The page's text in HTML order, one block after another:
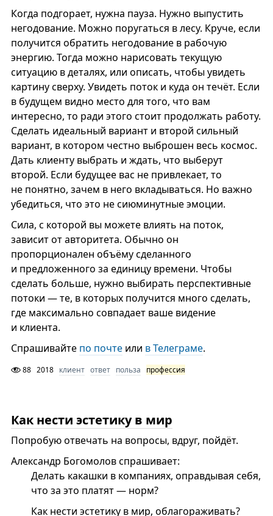
Когда подгорает, нужна пауза. Нужно выпустить
негодование. Можно поругаться в лесу. Круче, если
получится обратить негодование в рабочую
энергию. Тогда можно нарисовать текущую
ситуацию в деталях, или описать, чтобы увидеть
картину сверху. Увидеть поток и куда он течёт. Если
в будущем видно место для того, что вам
интересно, то ради этого стоит продолжать работу.
Сделать идеальный вариант и второй сильный
вариант, в котором честно выброшен весь космос.
Дать клиенту выбрать и ждать, что выберут
второй. Если будущее вас не привлекает, то
не понятно, зачем в него вкладываться. Но важно
убедиться, что это не сиюминутные эмоции.
Сила, с которой вы можете влиять на поток,
зависит от авторитета. Обычно он
пропорционален объёму сделанного
и предложенного за единицу времени. Чтобы
сделать больше, нужно выбирать перспективные
потоки — те, в которых получится много сделать,
где максимально совпадает ваше видение
и клиента.
Спрашивайте по почтеили в Телеграме.
88 2018 клиент ответ польза профессия
Как нести эстетику в мир
Попробую отвечать на вопросы, вдруг, пойдёт.
Александр Богомолов спрашивает:
Делать какашки в компаниях, оправдывая себя,
что за это платят — норм?
Как нести эстетику в мир, облагораживать?